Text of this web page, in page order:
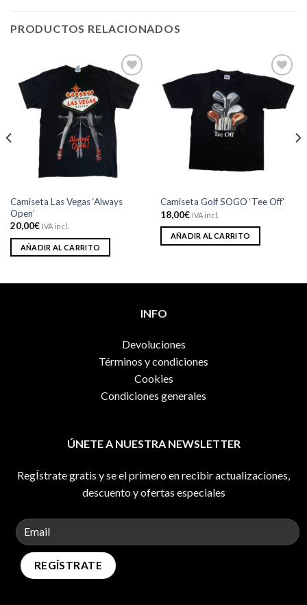
PRODUCTOS RELACIONADOS
Añadir
lista de
deseos
Camiseta Las Vegas ‘Always
Open’
20,00€ IVA incl.
AÑADIR AL CARRITO
Añadir
Camiseta Golf SOGO ‘Tee Off’
18,00€ IVA incl.
AÑADIR AL CARRITO
INFO
Devoluciones
Términos y condiciones
Cookies
Condiciones generales
ÚNETE A NUESTRA NEWSLETTER
RegÍstrate gratis y se el primero en recibir actualizaciones,
descuento y ofertas especiales